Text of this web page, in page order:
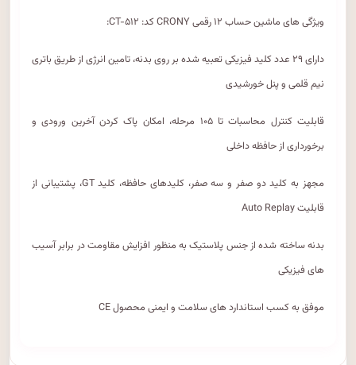
ویژگی های ماشین حساب ۱۲ رقمی CRONY کد: CT-۵۱۲:
دارای ۲۹ عدد کلید فیزیکی تعبیه شده بر روی بدنه، تامین انرژی از طریق باتری
نیم قلمی و پنل خورشیدی
قابلیت کنترل محاسبات تا ۱۰۵ مرحله، امکان پاک کردن آخرین ورودی و
برخورداری از حافظه داخلی
مجهز به کلید دو صفر و سه صفر، کلیدهای حافظه، کلید GT، پشتیبانی از
قابلیت Auto Replay
بدنه ساخته شده از جنس پلاستیک به منظور افزایش مقاومت در برابر آسیب
های فیزیکی
موفق به کسب استاندارد های سلامت و ایمنی محصول CE